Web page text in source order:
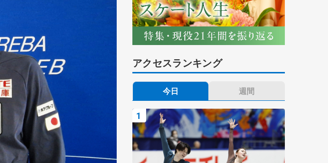
アクセスランキング
今日 週間